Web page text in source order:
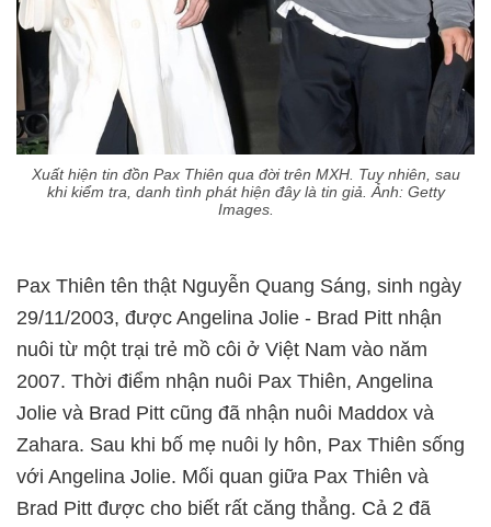
Xuất hiện tin đồn Pax Thiên qua đời trên MXH. Tuy nhiên, sau
khi kiểm tra, danh tình phát hiện đây là tin giả. Ảnh: Getty
Images.
Pax Thiên tên thật Nguyễn Quang Sáng, sinh ngày
29/11/2003, được Angelina Jolie - Brad Pitt nhận
nuôi từ một trại trẻ mồ côi ở Việt Nam vào năm
2007. Thời điểm nhận nuôi Pax Thiên, Angelina
Jolie và Brad Pitt cũng đã nhận nuôi Maddox và
Zahara. Sau khi bố mẹ nuôi ly hôn, Pax Thiên sống
với Angelina Jolie. Mối quan giữa Pax Thiên và
Brad Pitt được cho biết rất căng thẳng. Cả 2 đã